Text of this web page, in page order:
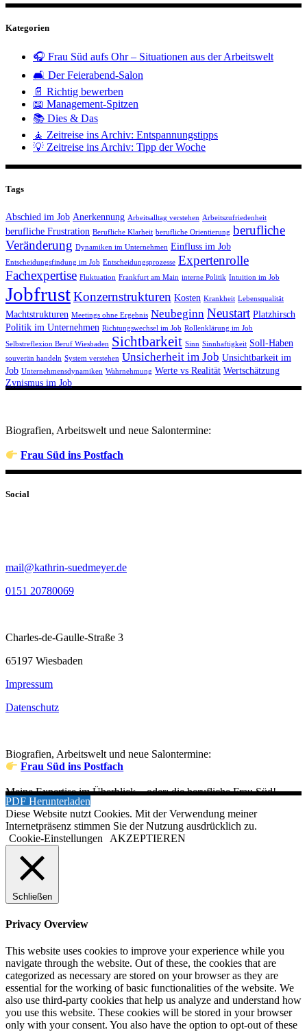
Kategorien
🎧 Frau Süd aufs Ohr – Situationen aus der Arbeitswelt
🛋️ Der Feierabend-Salon
📄 Richtig bewerben
📖 Management-Spitzen
📚 Dies & Das
🧘 Zeitreise ins Archiv: Entspannungstipps
💡 Zeitreise ins Archiv: Tipp der Woche
Tags
Abschied im Job Anerkennung Arbeitsalltag verstehen Arbeitszufriedenheit
berufliche Frustration Berufliche Klarheit berufliche Orientierung berufliche
Veränderung Dynamiken im Unternehmen Einfluss im Job
Entscheidungsfindung im Job Entscheidungsprozesse Expertenrolle
Fachexpertise Fluktuation Frankfurt am Main interne Politik Intuition im Job
JobfrustKonzernstrukturen Kosten Krankheit Lebensqualität
Machtstrukturen Meetings ohne Ergebnis Neubeginn Neustart Platzhirsch
Politik im Unternehmen Richtungswechsel im Job Rollenklärung im Job
Selbstreflexion Beruf Wiesbaden Sichtbarkeit Sinn Sinnhaftigkeit Soll-Haben
souverän handeln System verstehen Unsicherheit im Job Unsichtbarkeit im
Job Unternehmensdynamiken Wahrnehmung Werte vs Realität Wertschätzung
Zynismus im Job
Biografien, Arbeitswelt und neue Salontermine:
Frau Süd ins Postfach
Social
mail@kathrin-suedmeyer.de
0151 20780069
Charles-de-Gaulle-Straße 3
65197 Wiesbaden
Impressum
Datenschutz
Biografien, Arbeitswelt und neue Salontermine:
Frau Süd ins Postfach
Meine Expertise im Überblick – oder: die berufliche Frau Süd!
PDF Herunterladen
Diese Website nutzt Cookies. Mit der Verwendung meiner
Internetpräsenz stimmen Sie der Nutzung ausdrücklich zu.
Cookie-Einstellungen
AKZEPTIEREN
Schließen
Privacy Overview
This website uses cookies to improve your experience while you
navigate through the website. Out of these, the cookies that are
categorized as necessary are stored on your browser as they are
essential for the working of basic functionalities of the website. We
also use third-party cookies that help us analyze and understand how
you use this website. These cookies will be stored in your browser
only with your consent. You also have the option to opt-out of these